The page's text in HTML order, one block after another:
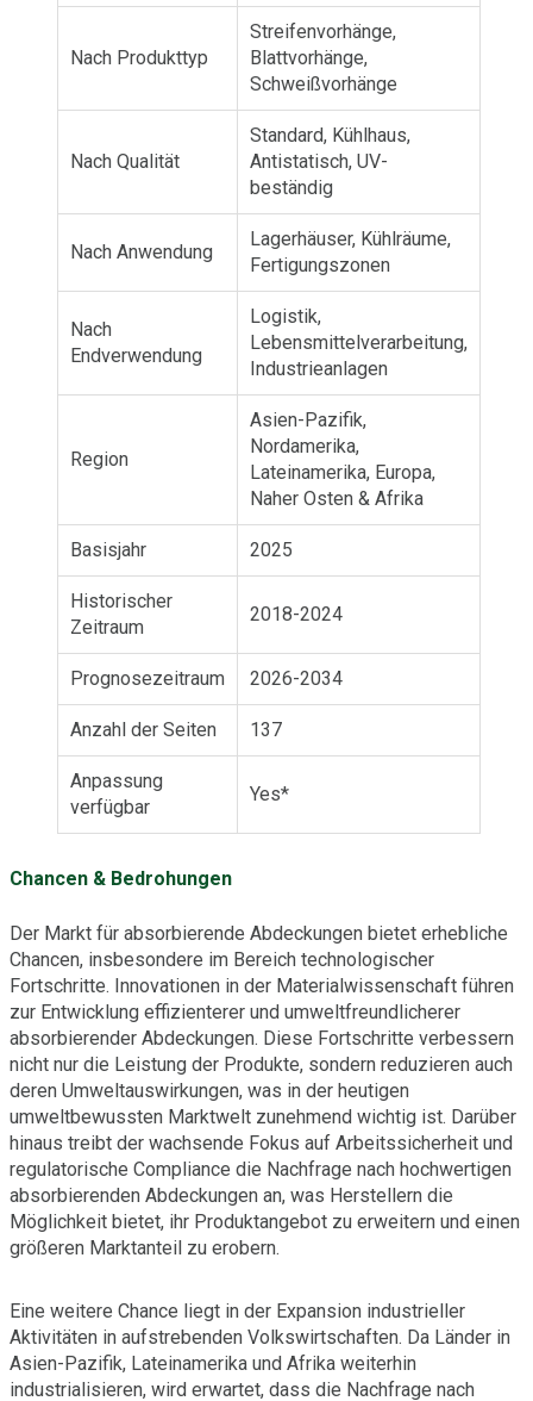
Nach Produkttyp
Streifenvorhänge,
Blattvorhänge,
Schweißvorhänge
Nach Qualität
Standard, Kühlhaus,
Antistatisch, UV-
beständig
Nach Anwendung
Lagerhäuser, Kühlräume,
Fertigungszonen
Nach
Endverwendung
Logistik,
Lebensmittelverarbeitung,
Industrieanlagen
Region
Asien-Pazifik,
Nordamerika,
Lateinamerika, Europa,
Naher Osten & Afrika
Basisjahr 2025
Historischer
Zeitraum
2018-2024
Prognosezeitraum 2026-2034
Anzahl der Seiten 137
Anpassung
verfügbar
Yes*
Chancen & Bedrohungen
Der Markt für absorbierende Abdeckungen bietet erhebliche
Chancen, insbesondere im Bereich technologischer
Fortschritte. Innovationen in der Materialwissenschaft führen
zur Entwicklung effizienterer und umweltfreundlicherer
absorbierender Abdeckungen. Diese Fortschritte verbessern
nicht nur die Leistung der Produkte, sondern reduzieren auch
deren Umweltauswirkungen, was in der heutigen
umweltbewussten Marktwelt zunehmend wichtig ist. Darüber
hinaus treibt der wachsende Fokus auf Arbeitssicherheit und
regulatorische Compliance die Nachfrage nach hochwertigen
absorbierenden Abdeckungen an, was Herstellern die
Möglichkeit bietet, ihr Produktangebot zu erweitern und einen
größeren Marktanteil zu erobern.
Eine weitere Chance liegt in der Expansion industrieller
Aktivitäten in aufstrebenden Volkswirtschaften. Da Länder in
Asien-Pazifik, Lateinamerika und Afrika weiterhin
industrialisieren, wird erwartet, dass die Nachfrage nach